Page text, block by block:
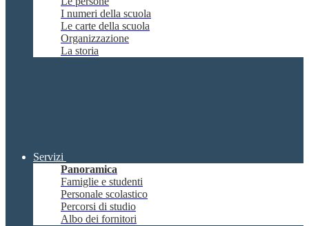
I numeri della scuola
Le carte della scuola
Organizzazione
La storia
Servizi
Panoramica
Famiglie e studenti
Personale scolastico
Percorsi di studio
Albo dei fornitori